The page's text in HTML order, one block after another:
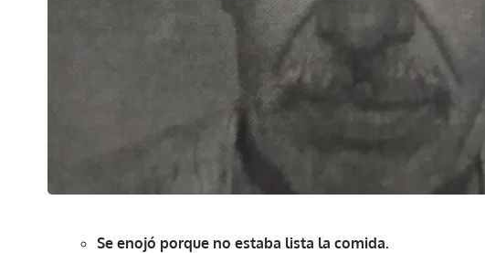
Se enojó porque no estaba lista la comida.